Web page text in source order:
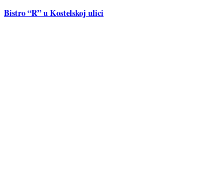
Bistro “R” u Kostelskoj ulici